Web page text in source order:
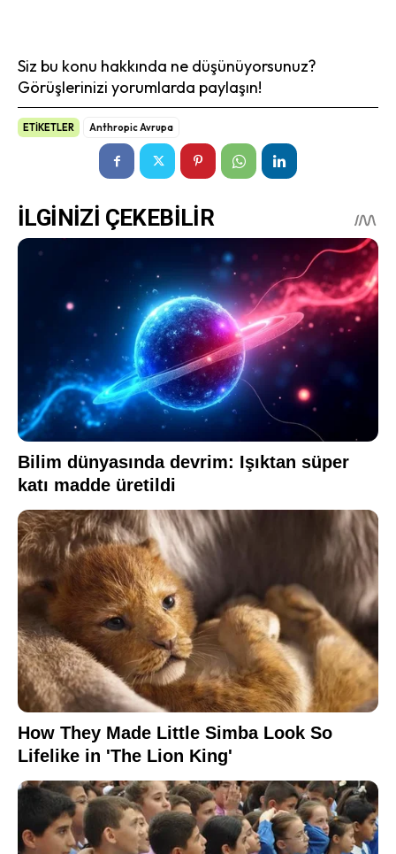
Siz bu konu hakkında ne düşünüyorsunuz?
Görüşlerinizi yorumlarda paylaşın!
ETİKETLER Anthropic Avrupa